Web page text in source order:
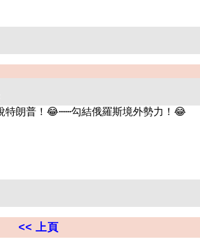
<< 上頁